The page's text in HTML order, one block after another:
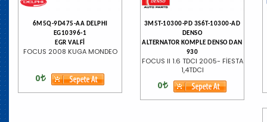
6M5Q-9D475-AA DELPHI
EG10396-1
EGR VALFİ
FOCUS 2008 KUGA MONDEO
0
3M5T-10300-PD 3S6T-10300-AD
DENSO
ALTERNATOR KOMPLE DENSO DAN
930
FOCUS II 1.6 TDCI 2005- FİESTA
1,4TDCI
0